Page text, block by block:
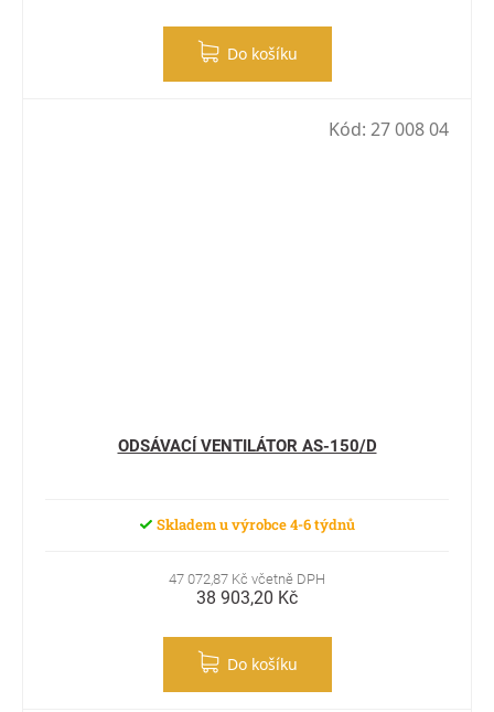
Do košíku
ODSÁVACÍ VENTILÁTOR AS-150/D
Skladem u výrobce 4-6 týdnů
47 072,87 Kč včetně DPH
38 903,20 Kč
Do košíku
Kód: 27 008 04